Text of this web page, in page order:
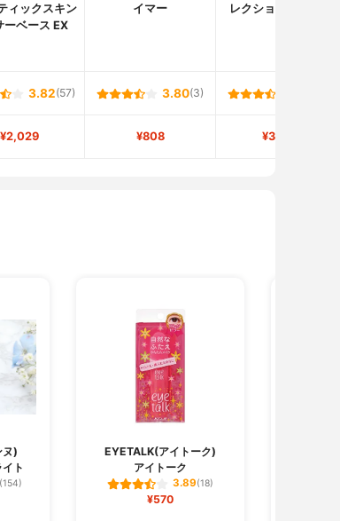
ィックスキン
ーベース EX
イマー
レクションヴェール
3.82(57) 3.80(3)
¥2,029 ¥808 ¥3,250
ヌ)
ト
EYETALK(アイトーク)
アイトーク
3.89(18)
¥570